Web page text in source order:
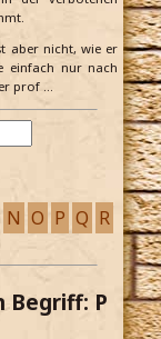
aber nicht, wie er
einfach nur nach
prof …
N O P Q R
Begriff: P